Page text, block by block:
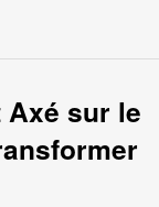
Axé sur le